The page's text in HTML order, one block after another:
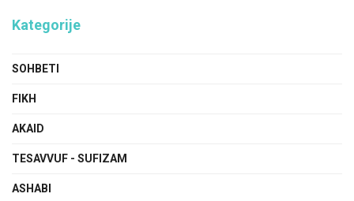
Kategorije
SOHBETI
FIKH
AKAID
TESAVVUF - SUFIZAM
ASHABI